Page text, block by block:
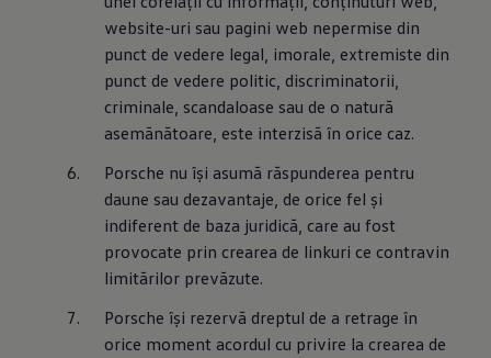
website-uri sau pagini web nepermise din
punct de vedere legal, imorale, extremiste din
punct de vedere politic, discriminatorii,
criminale, scandaloase sau de o natură
asemănătoare, este interzisă în orice caz.
Porsche nu îşi asumă răspunderea pentru
daune sau dezavantaje, de orice fel şi
indiferent de baza juridică, care au fost
provocate prin crearea de linkuri ce contravin
limitărilor prevăzute.
Porsche îşi rezervă dreptul de a retrage în
orice moment acordul cu privire la crearea de